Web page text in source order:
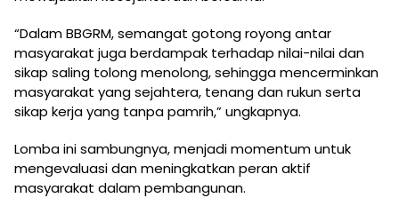
“Dalam BBGRM, semangat gotong royong antar
masyarakat juga berdampak terhadap nilai-nilai dan
sikap saling tolong menolong, sehingga mencerminkan
masyarakat yang sejahtera, tenang dan rukun serta
sikap kerja yang tanpa pamrih,” ungkapnya.
Lomba ini sambungnya, menjadi momentum untuk
mengevaluasi dan meningkatkan peran aktif
masyarakat dalam pembangunan.